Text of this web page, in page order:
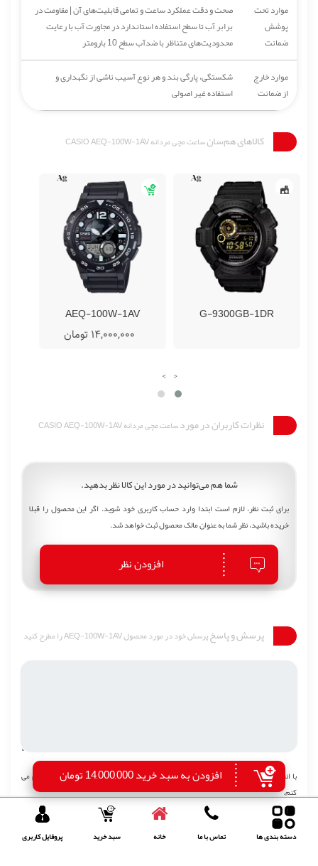
موارد تحت
پوشش
ضمانت
صحت و دقت عملکرد ساعت و تمامی قابلیت‌های آن | مقاومت در
برابر آب تا سطح استفاده استاندارد در مجاورت آب با رعایت
محدودیت‌های متناظر با ضدآب سطح 10 بارومتر
موارد خارج
از ضمانت
شکستگی، پارگی بند و هر نوع آسیب ناشی از نگهداری و
استفاده غیر اصولی
کالاهای هم‌سانساعت مچی مردانه CASIO AEQ-100W-1AV
G-9300GB-1DR
AEQ-100W-1AV
14,000,000 تومان
‹
›
نظرات کاربران در موردساعت مچی مردانه CASIO AEQ-100W-1AV
شما هم می‌توانید در مورد این کالا نظر بدهید.
برای ثبت نظر، لازم است ابتدا وارد حساب کاربری خود شوید. اگر این محصول را قبلا
خریده باشید، نظر شما به عنوان مالک محصول ثبت خواهد شد.
افزودن نظر
پرسش و پاسخپرسش خود در مورد محصول AEQ-100W-1AV را مطرح کنید
با انتخاب دکمه “ثبت پرسش”، موافقت خود را باقوانین انتشار محتوادر گالری عباسی اعلام می
کنم.
ثبت پرسش
افزودن به سبد خرید 14,000,000 تومان
دسته بندی ها تماس با ما خانه سبد خرید پروفایل کاربری